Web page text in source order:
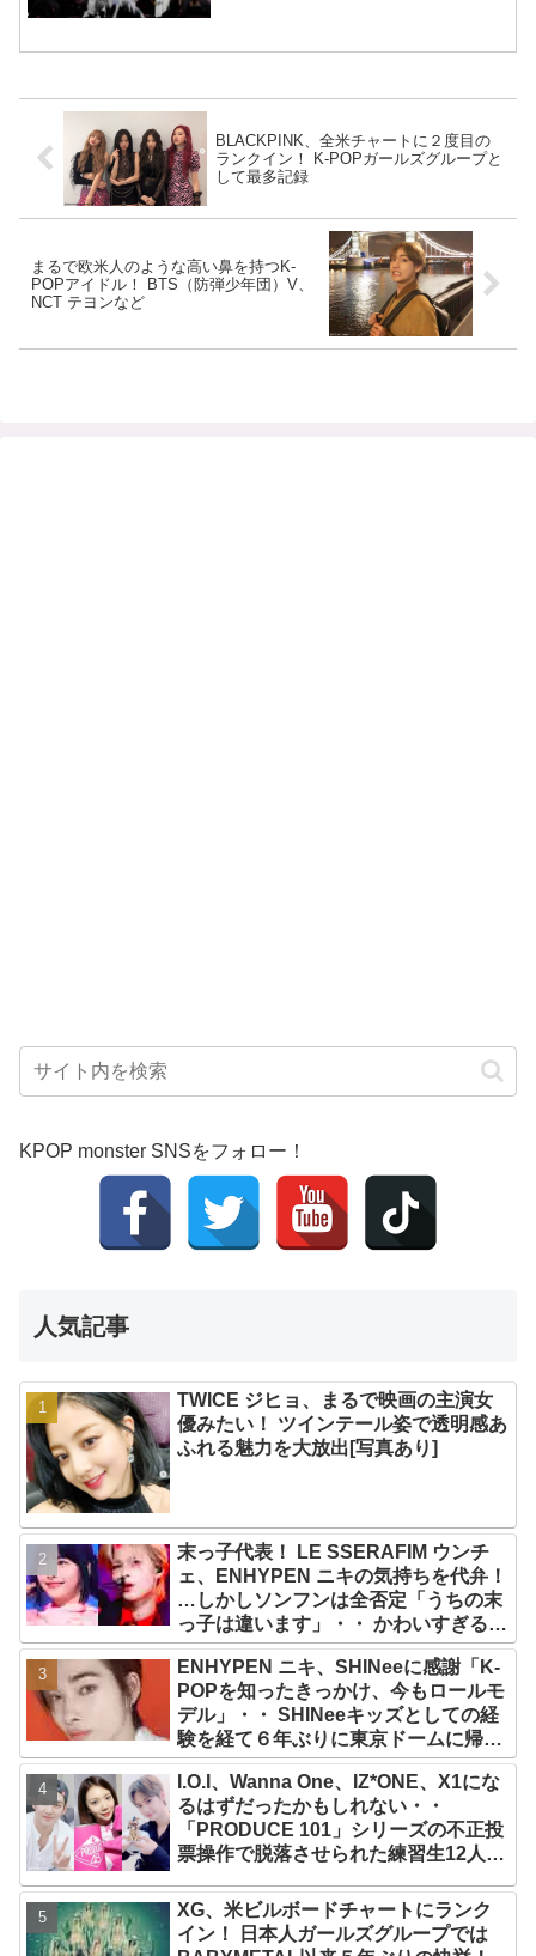
BLACKPINK、全米チャートに２度目の
ランクイン！ K-POPガールズグループと
して最多記録
まるで欧米人のような高い鼻を持つK-
POPアイドル！ BTS（防弾少年団）V、
NCT テヨンなど
KPOP monster SNSをフォロー！
人気記事
TWICE ジヒョ、まるで映画の主演女
優みたい！ ツインテール姿で透明感あ
ふれる魅力を大放出[写真あり]
末っ子代表！ LE SSERAFIM ウンチ
ェ、ENHYPEN ニキの気持ちを代弁！
…しかしソンフンは全否定「うちの末
っ子は違います」・・ かわいすぎる２
人の会話に爆笑
ENHYPEN ニキ、SHINeeに感謝「K-
POPを知ったきっかけ、今もロールモ
デル」・・ SHINeeキッズとしての経
験を経て６年ぶりに東京ドームに帰還
した感想は？
I.O.I、Wanna One、IZ*ONE、X1にな
るはずだったかもしれない・・
「PRODUCE 101」シリーズの不正投
票操作で脱落させられた練習生12人の
XG、米ビルボードチャートにランク
イン！ 日本人ガールズグループでは